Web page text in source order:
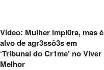
Vídeo: Mulher impl0ra, mas é
alvo de agr3ssõ3s em
‘Tribunal do Cr1me’ no Viver
Melhor